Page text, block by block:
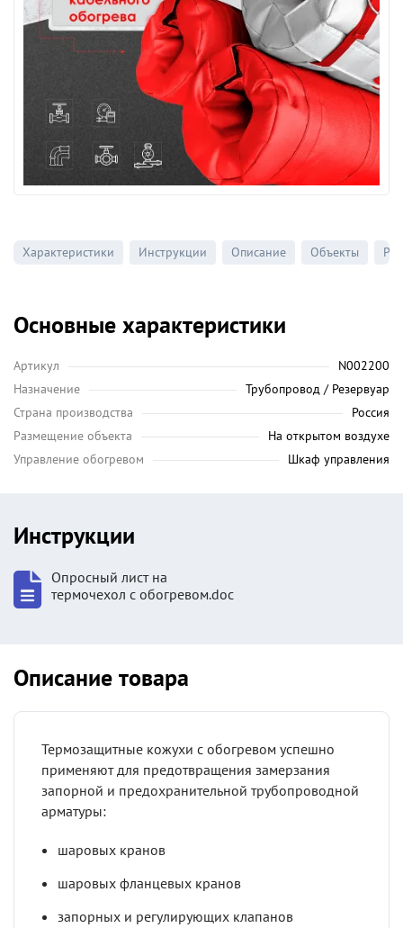
Характеристики Инструкции Описание Объекты
Основные характеристики
Артикул
N002200
Назначение
Трубопровод / Резервуар
Страна производства
Россия
Размещение объекта
На открытом воздухе
Управление обогревом
Шкаф управления
Инструкции
Опросный лист на
термочехол с обогревом.doc
Описание товара
Термозащитные кожухи с обогревом успешно
применяют для предотвращения замерзания
запорной и предохранительной трубопроводной
арматуры:
шаровых кранов
шаровых фланцевых кранов
запорных и регулирующих клапанов